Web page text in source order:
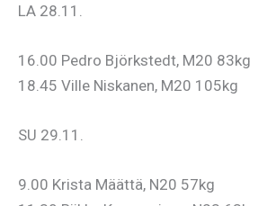
LA 28.11.
16.00 Pedro Björkstedt, M20 83kg
18.45 Ville Niskanen, M20 105kg
SU 29.11.
9.00 Krista Määttä, N20 57kg